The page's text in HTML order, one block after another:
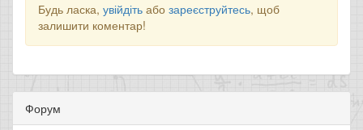
Будь ласка, увійдіть або зареєструйтесь, щоб
залишити коментар!
Форум